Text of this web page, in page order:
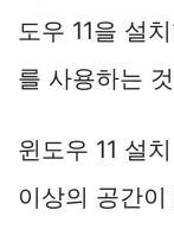
도우 11을 설
를 사용하는
윈도우 11 설
이상의 공간